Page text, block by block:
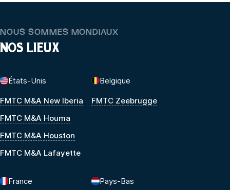
NOUS SOMMES MONDIAUX
NOS LIEUX
États-Unis
FMTC M&A New Iberia
FMTC M&A Houma
FMTC M&A Houston
FMTC M&A Lafayette
Belgique
FMTC Zeebrugge
France Pays-Bas